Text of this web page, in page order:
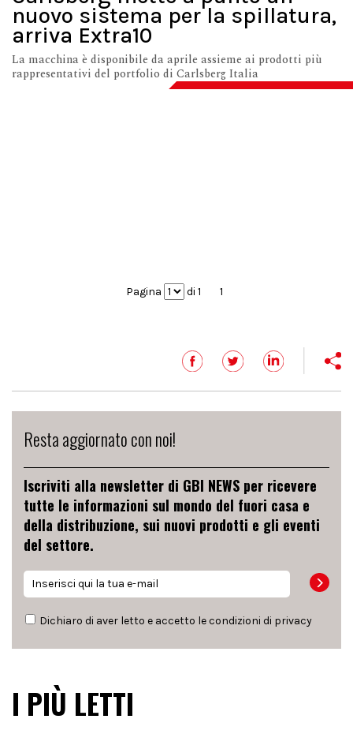
nuovo sistema per la spillatura,
arriva Extra10
La macchina è disponibile da aprile assieme ai prodotti più
rappresentativi del portfolio di Carlsberg Italia
Pagina di 1 1
Resta aggiornato con noi!
Iscriviti alla newsletter di GBI NEWS per ricevere
tutte le informazioni sul mondo del fuori casa e
della distribuzione, sui nuovi prodotti e gli eventi
del settore.
Dichiaro di aver letto e accetto le condizioni di privacy
I PIÙ LETTI